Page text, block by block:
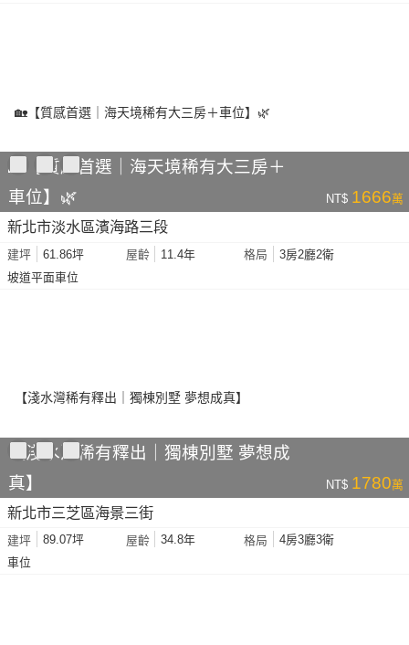
🏡【質感首選｜海天境稀有大三房＋
車位】🌿
NT$ 1666萬
新北市淡水區濱海路三段
建坪 61.86坪 屋齡 11.4年 格局
3房2廳2衛
坡道平面車位
【淺水灣稀有釋出｜獨棟別墅 夢想成
真】
NT$ 1780萬
新北市三芝區海景三街
建坪 89.07坪 屋齡 34.8年 格局
4房3廳3衛
車位